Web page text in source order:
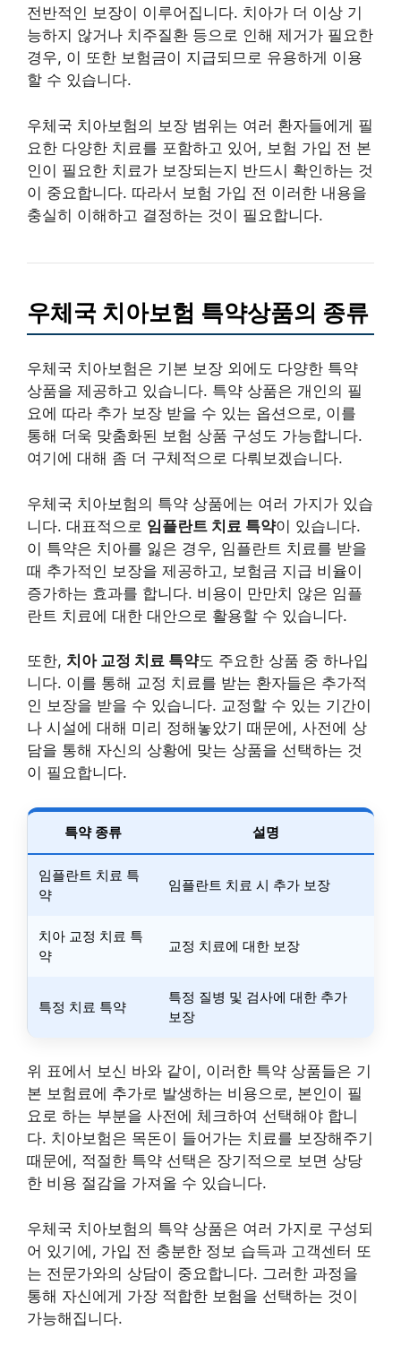
전반적인 보장이 이루어집니다. 치아가 더 이상 기
능하지 않거나 치주질환 등으로 인해 제거가 필요한
경우, 이 또한 보험금이 지급되므로 유용하게 이용
할 수 있습니다.
우체국 치아보험의 보장 범위는 여러 환자들에게 필
요한 다양한 치료를 포함하고 있어, 보험 가입 전 본
인이 필요한 치료가 보장되는지 반드시 확인하는 것
이 중요합니다. 따라서 보험 가입 전 이러한 내용을
충실히 이해하고 결정하는 것이 필요합니다.
우체국 치아보험 특약상품의 종류
우체국 치아보험은 기본 보장 외에도 다양한 특약
상품을 제공하고 있습니다. 특약 상품은 개인의 필
요에 따라 추가 보장 받을 수 있는 옵션으로, 이를
통해 더욱 맞춤화된 보험 상품 구성도 가능합니다.
여기에 대해 좀 더 구체적으로 다뤄보겠습니다.
우체국 치아보험의 특약 상품에는 여러 가지가 있습
니다. 대표적으로 임플란트 치료 특약이 있습니다.
이 특약은 치아를 잃은 경우, 임플란트 치료를 받을
때 추가적인 보장을 제공하고, 보험금 지급 비율이
증가하는 효과를 합니다. 비용이 만만치 않은 임플
란트 치료에 대한 대안으로 활용할 수 있습니다.
또한, 치아 교정 치료 특약도 주요한 상품 중 하나입
니다. 이를 통해 교정 치료를 받는 환자들은 추가적
인 보장을 받을 수 있습니다. 교정할 수 있는 기간이
나 시설에 대해 미리 정해놓았기 때문에, 사전에 상
담을 통해 자신의 상황에 맞는 상품을 선택하는 것
이 필요합니다.
특약 종류 설명
임플란트 치료 특
약
임플란트 치료 시 추가 보장
치아 교정 치료 특
약
교정 치료에 대한 보장
특정 치료 특약
특정 질병 및 검사에 대한 추가
보장
위 표에서 보신 바와 같이, 이러한 특약 상품들은 기
본 보험료에 추가로 발생하는 비용으로, 본인이 필
요로 하는 부분을 사전에 체크하여 선택해야 합니
다. 치아보험은 목돈이 들어가는 치료를 보장해주기
때문에, 적절한 특약 선택은 장기적으로 보면 상당
한 비용 절감을 가져올 수 있습니다.
우체국 치아보험의 특약 상품은 여러 가지로 구성되
어 있기에, 가입 전 충분한 정보 습득과 고객센터 또
는 전문가와의 상담이 중요합니다. 그러한 과정을
통해 자신에게 가장 적합한 보험을 선택하는 것이
가능해집니다.